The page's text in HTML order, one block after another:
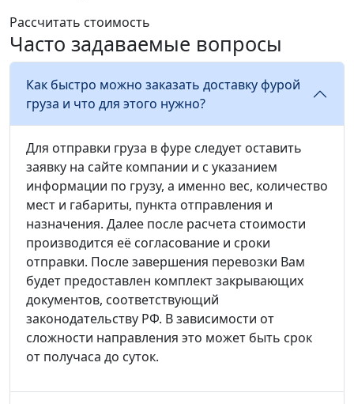
Рассчитать стоимость
Часто задаваемые вопросы
Как быстро можно заказать доставку фурой
груза и что для этого нужно?
Для отправки груза в фуре следует оставить
заявку на сайте компании и с указанием
информации по грузу, а именно вес, количество
мест и габариты, пункта отправления и
назначения. Далее после расчета стоимости
производится её согласование и сроки
отправки. После завершения перевозки Вам
будет предоставлен комплект закрывающих
документов, соответствующий
законодательству РФ. В зависимости от
сложности направления это может быть срок
от получаса до суток.